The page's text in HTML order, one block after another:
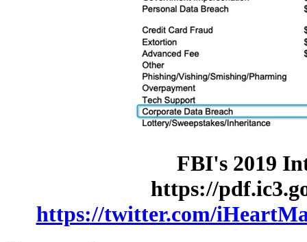
FBI's 2019
https://
https://twitter.com/